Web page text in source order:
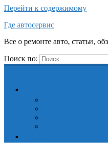
Перейти к содержимому
Где автосервис
Все о ремонте авто, статьи,
Поиск по: